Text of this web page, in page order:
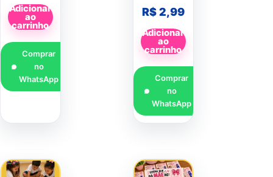
Adicionar
ao
carrinho
Comprar
no
WhatsApp
R$2,99
Adicionar
ao
carrinho
Comprar
no
WhatsApp